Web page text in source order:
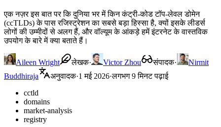
एक नज़र इस बात पर कि दुनिया भर में किन कंट्री-कोड टॉप-लेवल डोमेन
(ccTLDs) के पास रजिस्ट्रेशन का सबसे बड़ा हिस्सा है, क्यों इसके लीडर्स
लोगों की उम्मीदों से अलग हैं, और वॉल्यूम के आंकड़े हमें इंटरनेट के वास्तविक
उपयोग के बारे में क्या बताते हैं।
Aileen Wright लेखक· Victor Zhou संपादक·
Nirmit
Buddhiraja
अनुवादक·1 मई 2026·लगभग 9 मिनट पढ़ाई
cctld
domains
market-analysis
registry